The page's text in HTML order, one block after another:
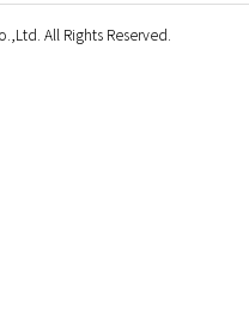
All Rights Reserved.